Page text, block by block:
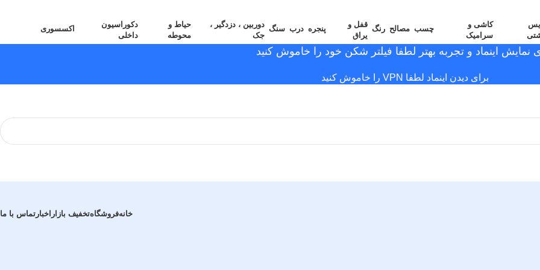
کاشی و
سرامیک
چسب مصالح رنگ قفل و
یراق
پنجره درب سنگ دوربین ، دزدگیر ،
جک
حیاط و
محوطه
دکوراسیون
داخلی
اکسسوری
نمایش اینماد و تجربه بهتر لطفا فیلتر شکن خود را خاموش کنید
برای دیدن اینماد لطفا VPN را خاموش کنید
خانهفروشگاهتخفیف بازار اخبار تماس با ما